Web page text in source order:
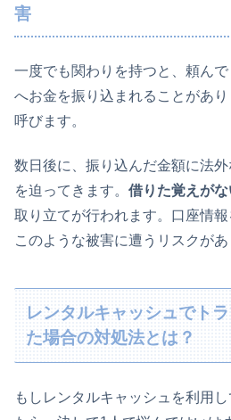
害
一度でも関わりを持つと、頼ん
へお金を振り込まれることがあ
呼びます。
数日後に、振り込んだ金額に法
を迫ってきます。 借りた覚えが
取り立てが行われます。口座情報
このような被害に遭うリスクがあ
レンタルキャッシュでト
た場合の対処法とは？
もしレンタルキャッシュを利用